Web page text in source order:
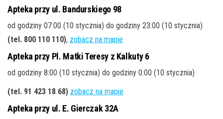
Apteka przy ul. Bandurskiego 98
od godziny 07:00 (10 stycznia) do godziny 23:00 (10 stycznia)
(tel. 800 110 110), zobacz na mapie
Apteka przy Pl. Matki Teresy z Kalkuty 6
od godziny 8:00 (10 stycznia) do godziny 0:00 (10 stycznia)
(tel. 91 423 18 68) zobacz na mapie
Apteka przy ul. E. Gierczak 32A